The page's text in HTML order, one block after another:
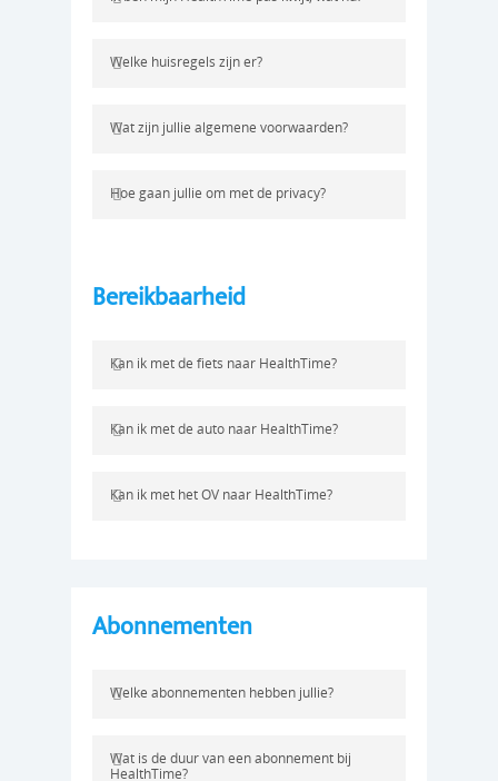
Welke huisregels zijn er?
Wat zijn jullie algemene voorwaarden?
Hoe gaan jullie om met de privacy?
Bereikbaarheid
Kan ik met de fiets naar HealthTime?
Kan ik met de auto naar HealthTime?
Kan ik met het OV naar HealthTime?
Abonnementen
Welke abonnementen hebben jullie?
Wat is de duur van een abonnement bij
HealthTime?